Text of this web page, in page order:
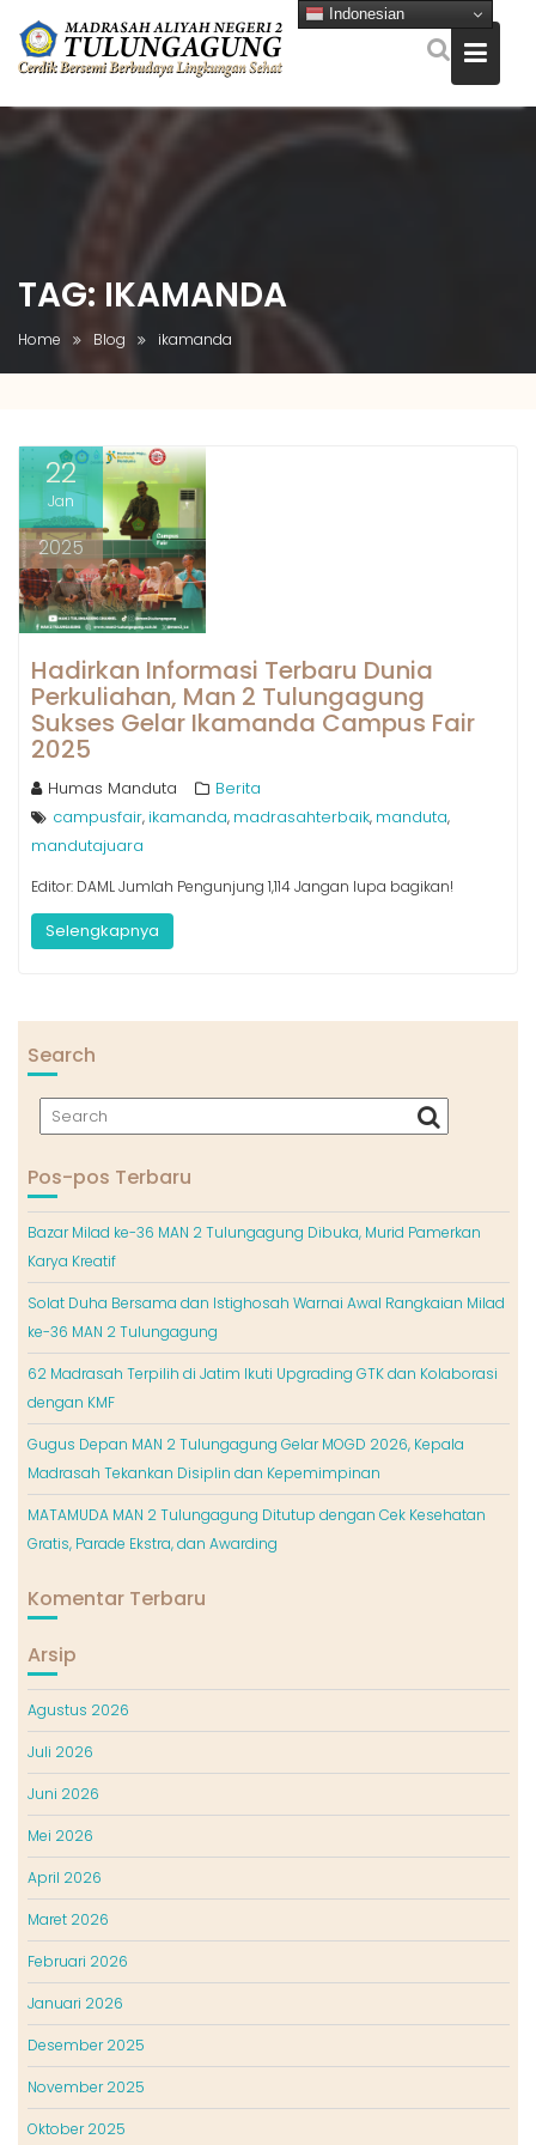
TAG: IKAMANDA
Home Blog ikamanda
22
Jan
2025
Hadirkan Informasi Terbaru Dunia
Perkuliahan, Man 2 Tulungagung
Sukses Gelar Ikamanda Campus Fair
2025
Humas Manduta
Berita
campusfair, ikamanda, madrasahterbaik, manduta,
mandutajuara
Editor: DAML Jumlah Pengunjung 1,114 Jangan lupa bagikan!
Selengkapnya
Search
Pos-pos Terbaru
Bazar Milad ke-36 MAN 2 Tulungagung Dibuka, Murid Pamerkan
Karya Kreatif
Solat Duha Bersama dan Istighosah Warnai Awal Rangkaian Milad
ke-36 MAN 2 Tulungagung
62 Madrasah Terpilih di Jatim Ikuti Upgrading GTK dan Kolaborasi
dengan KMF
Gugus Depan MAN 2 Tulungagung Gelar MOGD 2026, Kepala
Madrasah Tekankan Disiplin dan Kepemimpinan
MATAMUDA MAN 2 Tulungagung Ditutup dengan Cek Kesehatan
Gratis, Parade Ekstra, dan Awarding
Komentar Terbaru
Arsip
Agustus 2026
Juli 2026
Juni 2026
Mei 2026
April 2026
Maret 2026
Februari 2026
Januari 2026
Desember 2025
November 2025
Oktober 2025
Indonesian